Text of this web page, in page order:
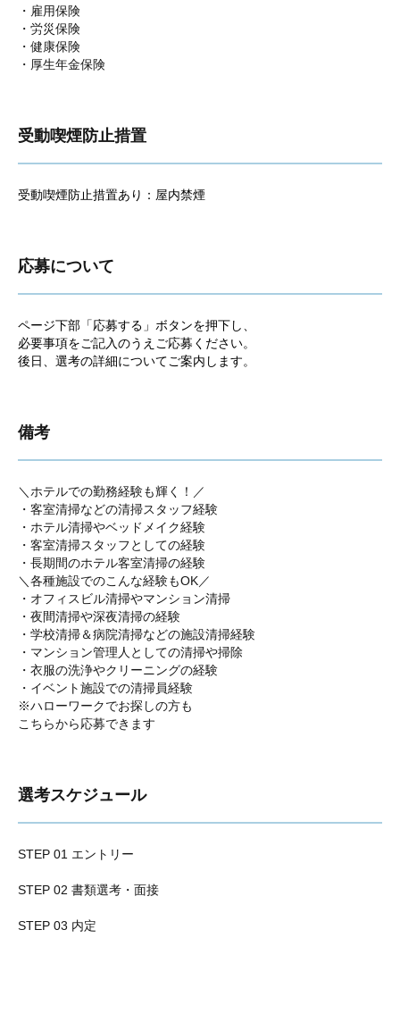
・雇用保険
・労災保険
・健康保険
・厚生年金保険
受動喫煙防止措置
受動喫煙防止措置あり：屋内禁煙
応募について
ページ下部「応募する」ボタンを押下し、
必要事項をご記入のうえご応募ください。
後日、選考の詳細についてご案内します。
備考
＼ホテルでの勤務経験も輝く！／
・客室清掃などの清掃スタッフ経験
・ホテル清掃やベッドメイク経験
・客室清掃スタッフとしての経験
・長期間のホテル客室清掃の経験
＼各種施設でのこんな経験もOK／
・オフィスビル清掃やマンション清掃
・夜間清掃や深夜清掃の経験
・学校清掃＆病院清掃などの施設清掃経験
・マンション管理人としての清掃や掃除
・衣服の洗浄やクリーニングの経験
・イベント施設での清掃員経験
※ハローワークでお探しの方も
こちらから応募できます
選考スケジュール
STEP 01 エントリー
STEP 02 書類選考・面接
STEP 03 内定